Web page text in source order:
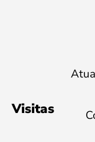
Visitas